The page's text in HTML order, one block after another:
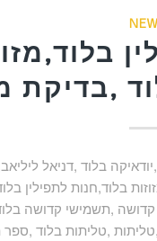
,בדיקת
בלוד ,דניאל
בלוד,חנות לתפילין
,תשמישי קדושה
,טליתות בלוד ,ספר